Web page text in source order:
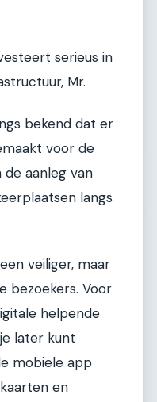
serieus in
Mr.
bekend dat er
voor de
aanleg van
langs
veiliger, maar
bezoekers. Voor
helpende
later kunt
mobiele app
en